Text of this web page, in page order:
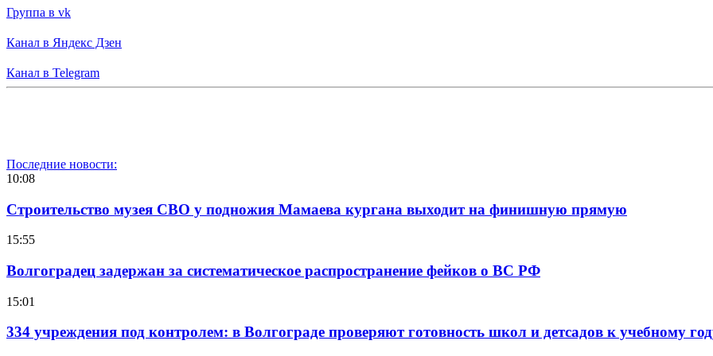
Группа в vk
Канал в Яндекс Дзен
Канал в Telegram
Последние новости:
10:08
Строительство музея СВО у подножия Мамаева кургана выходит на финишную прямую
15:55
Волгоградец задержан за систематическое распространение фейков о ВС РФ
15:01
334 учреждения под контролем: в Волгограде проверяют готовность школ и детсадов к учебному